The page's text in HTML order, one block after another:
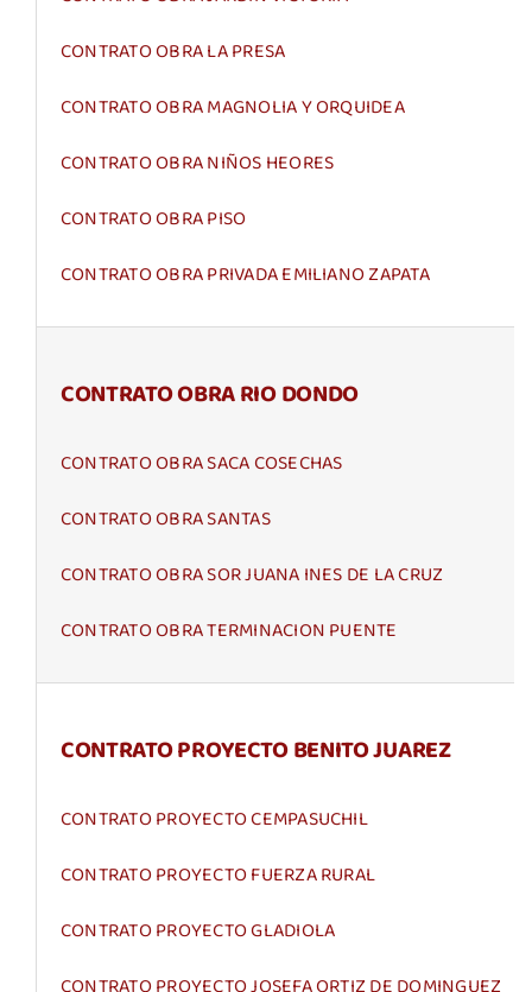
CONTRATO OBRA LA PRESA
CONTRATO OBRA MAGNOLIA Y ORQUIDEA
CONTRATO OBRA NIÑOS HEORES
CONTRATO OBRA PISO
CONTRATO OBRA PRIVADA EMILIANO ZAPATA
CONTRATO OBRA RIO DONDO
CONTRATO OBRA SACA COSECHAS
CONTRATO OBRA SANTAS
CONTRATO OBRA SOR JUANA INES DE LA CRUZ
CONTRATO OBRA TERMINACION PUENTE
CONTRATO PROYECTO BENITO JUAREZ
CONTRATO PROYECTO CEMPASUCHIL
CONTRATO PROYECTO FUERZA RURAL
CONTRATO PROYECTO GLADIOLA